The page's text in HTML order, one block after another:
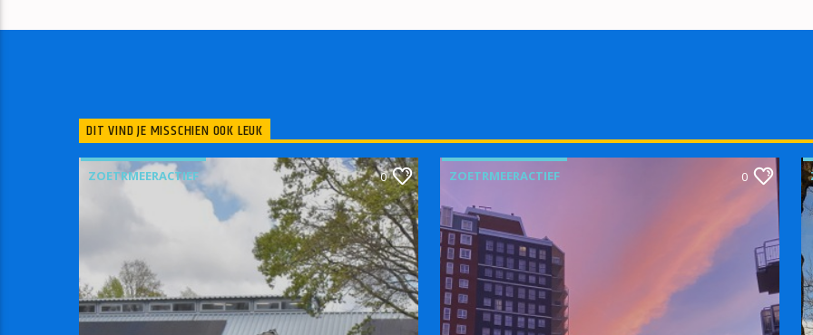
DIT VIND JE MISSCHIEN OOK LEUK
ZOETRMEERACTIEF 0 ZOETRMEERACTIEF 0